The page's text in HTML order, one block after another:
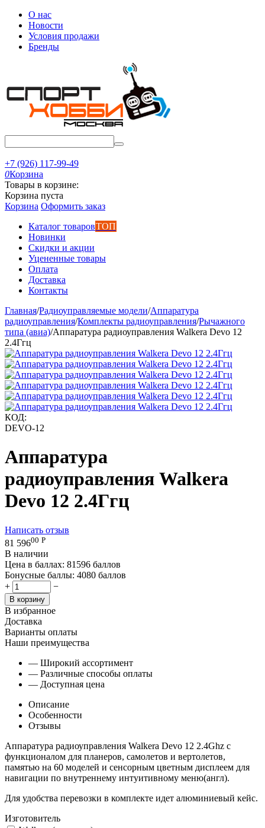
О нас
Новости
Условия продажи
Бренды
+7 (926) 117-99-49
0Корзина
Товары в корзине:
Корзина пуста
Корзина Оформить заказ
Каталог товаровТОП
Новинки
Скидки и акции
Уцененные товары
Оплата
Доставка
Контакты
Главная/Радиоуправляемые модели/Аппаратура
радиоуправления/Комплекты радиоуправления/Рычажного
типа (авиа)/Аппаратура радиоуправления Walkera Devo 12
2.4Ггц
КОД:
DEVO-12
Аппаратура
радиоуправления Walkera
Devo 12 2.4Ггц
Написать отзыв
81 59600 Р
В наличии
Цена в баллах: 81596 баллов
Бонусные баллы: 4080 баллов
+
−
В корзину
В избранное
Доставка
Варианты оплаты
Наши преимущества
— Широкий ассортимент
— Различные способы оплаты
— Доступная цена
Описание
Особенности
Отзывы
Аппаратура радиоуправления Walkera Devo 12 2.4Ghz с
функционалом для планеров, самолетов и вертолетов,
памятью на 60 моделей и сенсорным цветным дисплеем для
навигации по внутреннему интуитивному меню(англ).
Для удобства перевозки в комплекте идет алюминиевый кейс.
Изготовитель